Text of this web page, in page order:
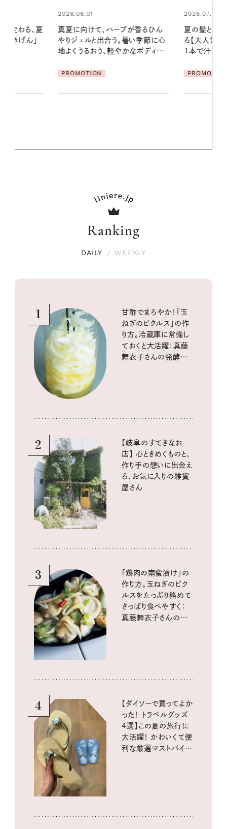
が香るひん
い季節に心
2026.07.24
夏の髪と心が瞬時にリフレッシュす
る【大人気のドライシャンプー】 この
1本で汗ばむ季節も一日中心地よく
PROMOTION
2026.07.21
リーとの重
Ranking
DAILY / WEEKLY
1
甘酢でまろやか！「玉
ねぎのピクルス」の作
り方。冷蔵庫に常備し
ておくと大活躍：真藤
舞衣子さんの発酵と
2
【岐阜のすてきなお
店】 心ときめくものと、
作り手の想いに出会え
る、お気に入りの雑貨
屋さん
3
「鶏肉の南蛮漬け」の
作り方。玉ねぎのピク
ルスをたっぷり絡めて
さっぱり食べやすく：
真藤舞衣子さんの発
4
【ダイソーで買ってよか
った！ トラベルグッズ
4選】この夏の旅行に
大活躍！ かわいくて便
利な厳選マストバイア